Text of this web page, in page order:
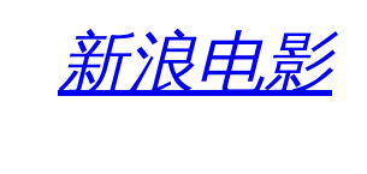
新浪电影